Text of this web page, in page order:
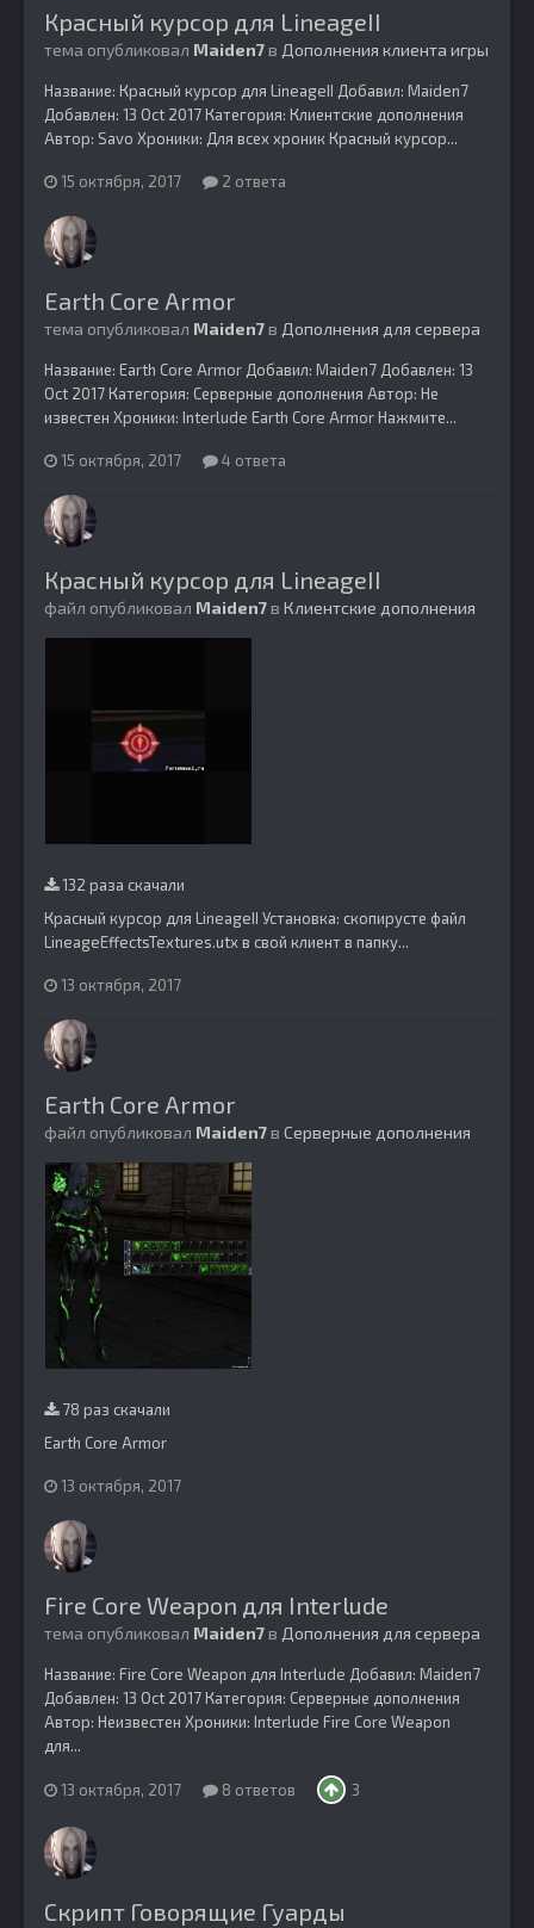
Красный курсор для LineageII
тема опубликовал Maiden7в Дополнения клиента игры
Название: Красный курсор для LineageII Добавил: Maiden7
Добавлен: 13 Oct 2017 Категория: Клиентские дополнения
Автор: Savo Хроники: Для всех хроник Красный курсор...
15 октября, 2017 2 ответа
Earth Core Armor
тема опубликовал Maiden7в Дополнения для сервера
Название: Earth Core Armor Добавил: Maiden7 Добавлен: 13
Oct 2017 Категория: Серверные дополнения Автор: Не
известен Хроники: Interlude Earth Core Armor Нажмите...
15 октября, 2017 4 ответа
Красный курсор для LineageII
файл опубликовал Maiden7в Клиентские дополнения
132 раза скачали
Красный курсор для LineageII Установка: скопирусте файл
LineageEffectsTextures.utx в свой клиент в папку...
13 октября, 2017
Earth Core Armor
файл опубликовал Maiden7в Серверные дополнения
78 раз скачали
Earth Core Armor
13 октября, 2017
Fire Core Weapon для Interlude
тема опубликовал Maiden7в Дополнения для сервера
Название: Fire Core Weapon для Interlude Добавил: Maiden7
Добавлен: 13 Oct 2017 Категория: Серверные дополнения
Автор: Неизвестен Хроники: Interlude Fire Core Weapon
для...
13 октября, 2017 8 ответов 3
Скрипт Говорящие Гуарды